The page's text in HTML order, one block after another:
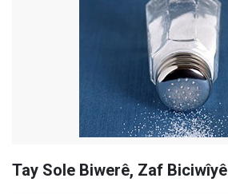
Tay Sole Biwerê, Zaf Biciwîyê